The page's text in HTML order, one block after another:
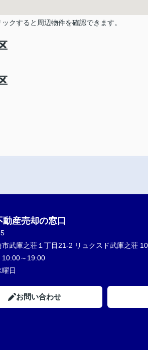
クすると周辺物件を確認できます。
動産売却の窓口
武庫之荘１丁目21-2 リュクスド武庫之荘
10:00～19:00
曜日
お問い合わせ